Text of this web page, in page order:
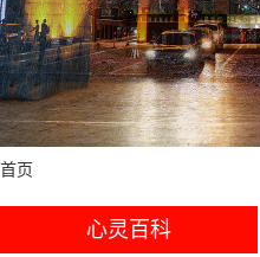
首页
心灵百科